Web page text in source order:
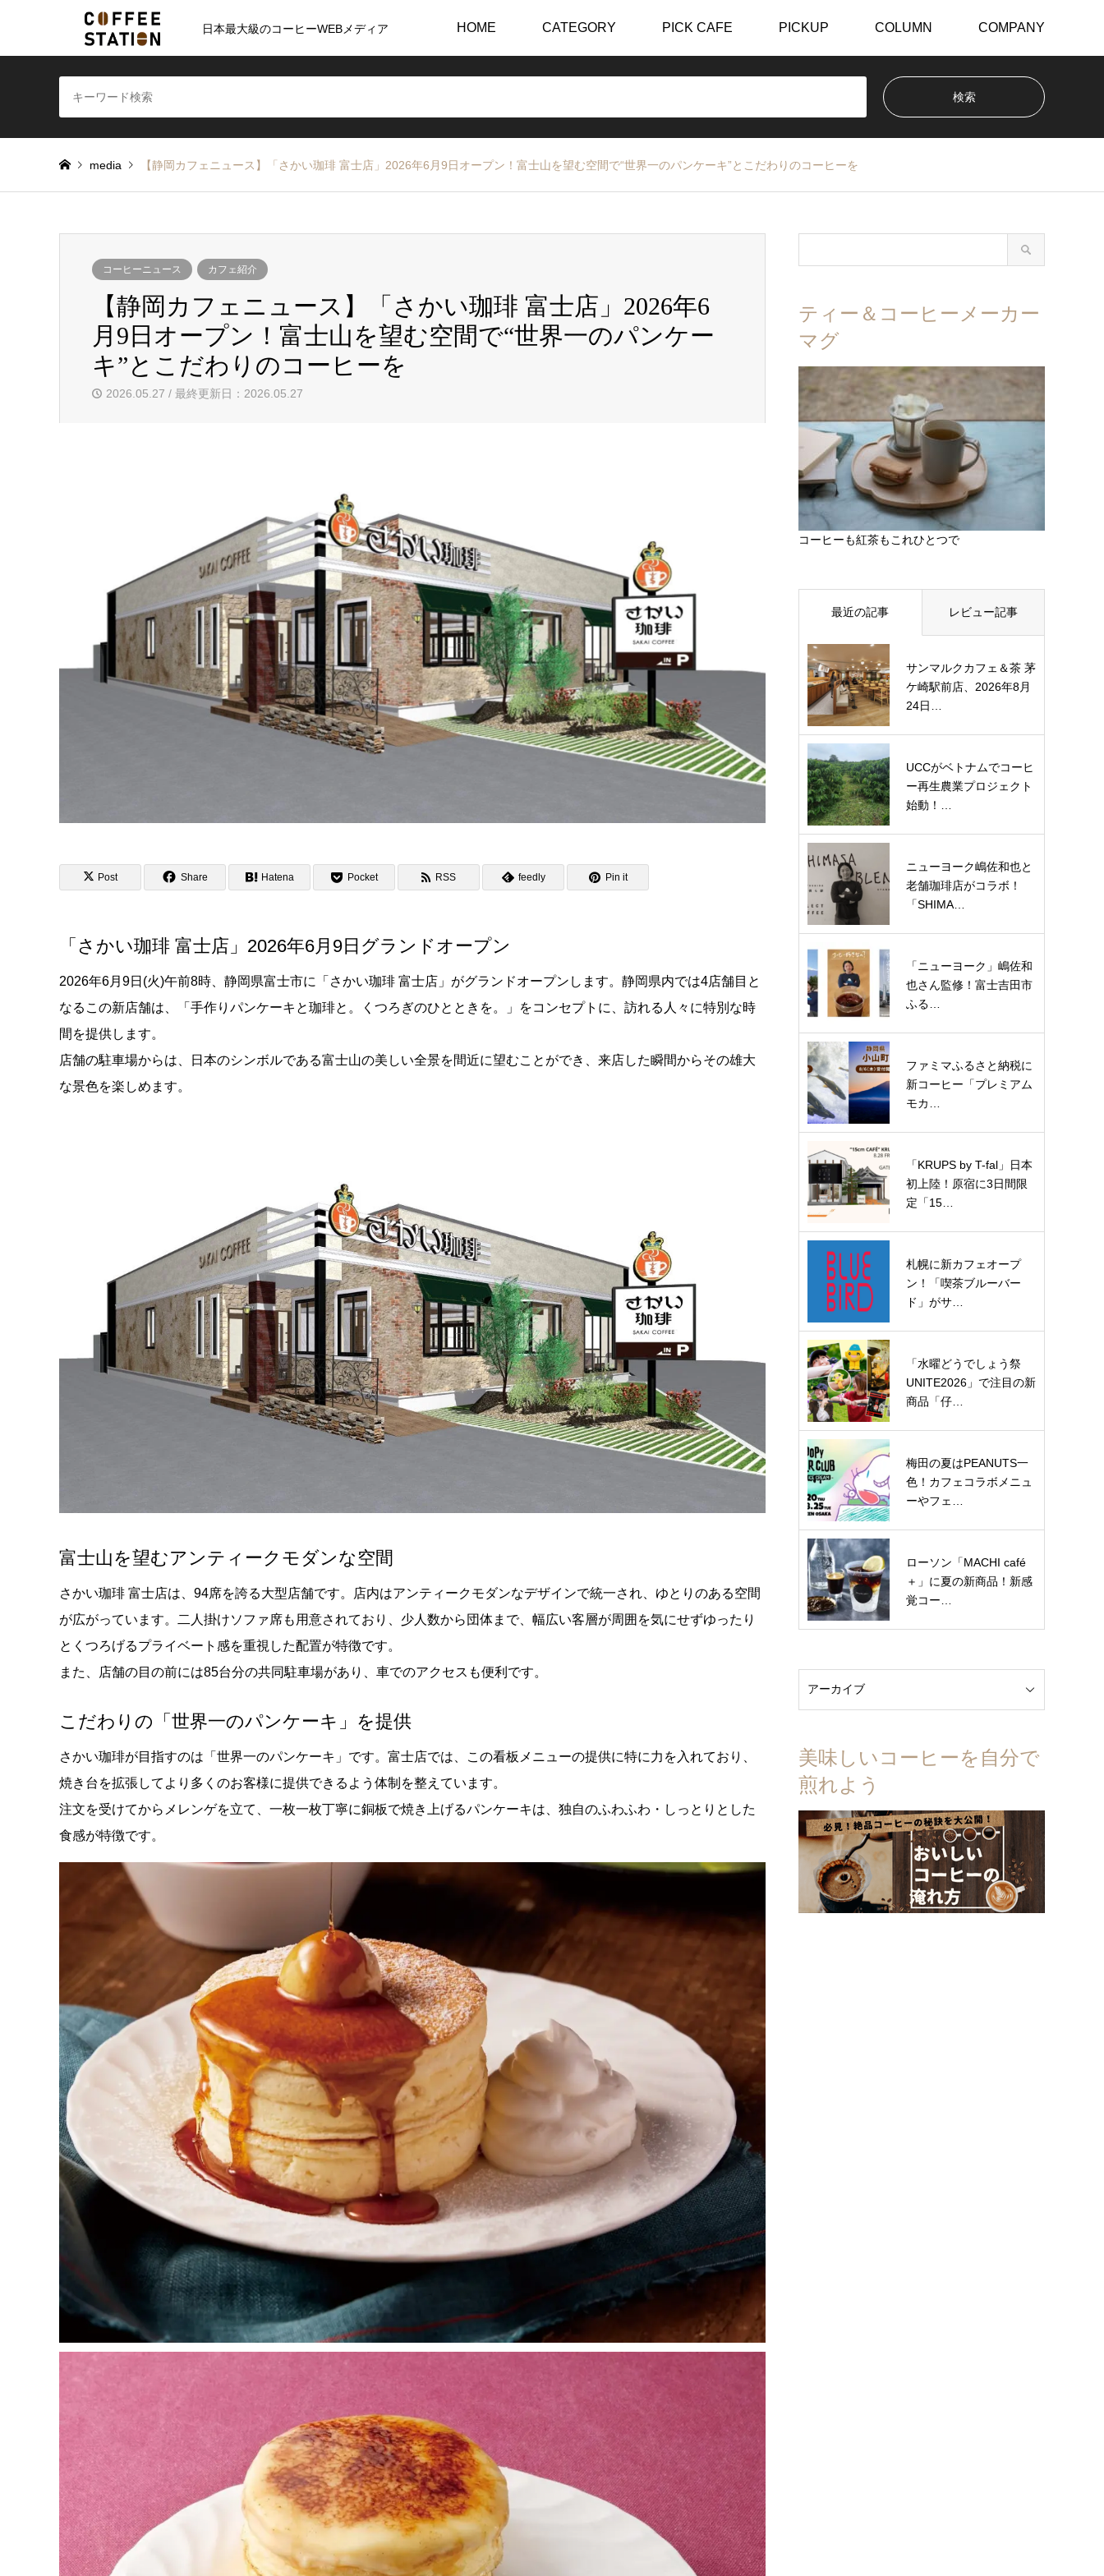
日本最大級のコーヒーWEBメディア HOME CATEGORY PICK CAFE PICKUP COLUMN COMPANY
media 【静岡カフェニュース】「さかい珈琲 富士店」2026年6月9日オープン！富士山を望む空間で“世界一のパンケーキ”とこだわりのコーヒーを
コーヒーニュース カフェ紹介
【静岡カフェニュース】「さかい珈琲 富士店」2026年6
月9日オープン！富士山を望む空間で“世界一のパンケー
キ”とこだわりのコーヒーを
2026.05.27 / 最終更新日：2026.05.27
Post Share Hatena Pocket RSS feedly Pin it
「さかい珈琲 富士店」2026年6月9日グランドオープン
2026年6月9日(火)午前8時、静岡県富士市に「さかい珈琲 富士店」がグランドオープンします。静岡県内では4店舗目と
なるこの新店舗は、「手作りパンケーキと珈琲と。くつろぎのひとときを。」をコンセプトに、訪れる人々に特別な時
間を提供します。
店舗の駐車場からは、日本のシンボルである富士山の美しい全景を間近に望むことができ、来店した瞬間からその雄大
な景色を楽しめます。
富士山を望むアンティークモダンな空間
さかい珈琲 富士店は、94席を誇る大型店舗です。店内はアンティークモダンなデザインで統一され、ゆとりのある空間
が広がっています。二人掛けソファ席も用意されており、少人数から団体まで、幅広い客層が周囲を気にせずゆったり
とくつろげるプライベート感を重視した配置が特徴です。
また、店舗の目の前には85台分の共同駐車場があり、車でのアクセスも便利です。
こだわりの「世界一のパンケーキ」を提供
さかい珈琲が目指すのは「世界一のパンケーキ」です。富士店では、この看板メニューの提供に特に力を入れており、
焼き台を拡張してより多くのお客様に提供できるよう体制を整えています。
注文を受けてからメレンゲを立て、一枚一枚丁寧に銅板で焼き上げるパンケーキは、独自のふわふわ・しっとりとした
食感が特徴です。
ティー＆コーヒーメーカー
マグ
コーヒーも紅茶もこれひとつで
最近の記事 レビュー記事
サンマルクカフェ＆茶 茅
ケ崎駅前店、2026年8月
24日…
UCCがベトナムでコーヒ
ー再生農業プロジェクト
始動！…
ニューヨーク嶋佐和也と
老舗珈琲店がコラボ！
「SHIMA…
「ニューヨーク」嶋佐和
也さん監修！富士吉田市
ふる…
ファミマふるさと納税に
新コーヒー「プレミアム
モカ…
「KRUPS by T-fal」日本
初上陸！原宿に3日間限
定「15…
札幌に新カフェオープ
ン！「喫茶ブルーバー
ド」がサ…
「水曜どうでしょう祭
UNITE2026」で注目の新
商品「仔…
梅田の夏はPEANUTS一
色！カフェコラボメニュ
ーやフェ…
ローソン「MACHI café
＋」に夏の新商品！新感
覚コー…
美味しいコーヒーを自分で
煎れよう